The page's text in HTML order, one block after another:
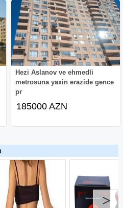
Hezi Aslanov ve ehmedli
metrosuna yaxin erazide gence
pr
185000 AZN